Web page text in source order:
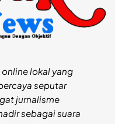
lokal yang
seputar
jurnalisme
sebagai suara